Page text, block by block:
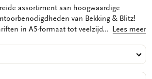
assortiment aan hoogwaardige
van Bekking & Blitz!
in A5-formaat tot veelzijdige memo
je nodig hebt om georganiseerd te blijven
vrije loop te laten. Onze schriften in A5-
voor notities, aantekeningen en het
Lees meer